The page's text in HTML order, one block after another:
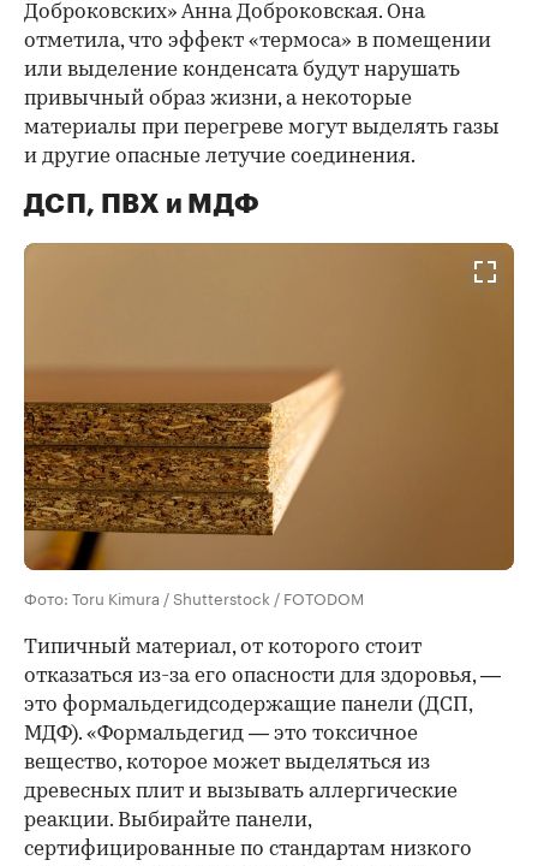
Доброковских» Анна Доброковская. Она
отметила, что эффект «термоса» в помещении
или выделение конденсата будут нарушать
привычный образ жизни, а некоторые
материалы при перегреве могут выделять газы
и другие опасные летучие соединения.
ДСП, ПВХ и МДФ
Фото: Toru Kimura / Shutterstock / FOTODOM
Типичный материал, от которого стоит
отказаться из-за его опасности для здоровья, —
это формальдегидсодержащие панели (ДСП,
МДФ). «Формальдегид — это токсичное
вещество, которое может выделяться из
древесных плит и вызывать аллергические
реакции. Выбирайте панели,
сертифицированные по стандартам низкого